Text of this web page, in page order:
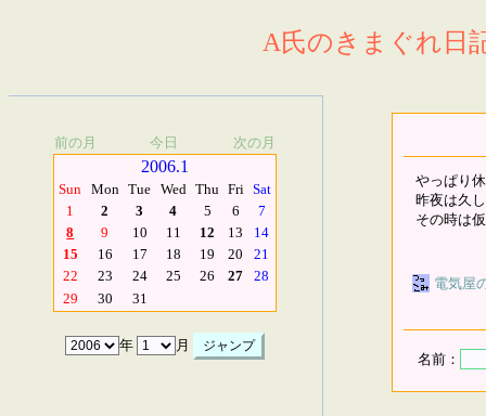
A氏のきまぐれ日
前の月 今日 次の月
2006.1
Sun Mon Tue Wed Thu Fri Sat
1
2 3 4 5 6
7
8
9 10 11 12 13
14
15
16 17 18 19 20
21
22
23 24 25 26 27
28
29
30 31
年 月
やっぱり
昨夜は久
その時は
電気屋
名前：